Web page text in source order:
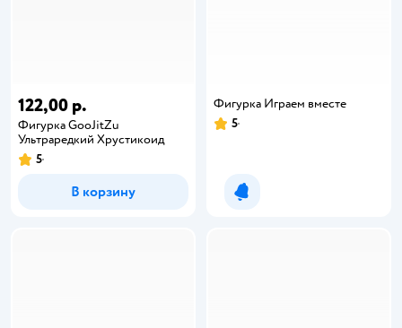
122,00 р.
Фигурка GooJitZu
Ультраредкий Хрустикоид
5
В корзину
Фигурка Играем вместе
5
Уведомить о появлении